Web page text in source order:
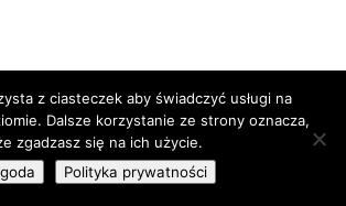
z ciasteczek aby świadczyć usługi na
Dalsze korzystanie ze strony oznacza,
zgadzasz się na ich użycie.
Polityka prywatności